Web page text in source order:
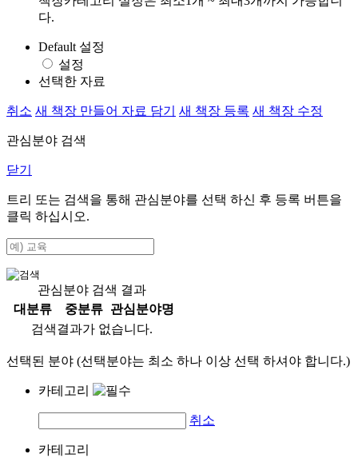
다.
Default 설정
설정
선택한 자료
취소 새 책장 만들어 자료 담기 새 책장 등록 새 책장 수정
관심분야 검색
닫기
트리 또는 검색을 통해 관심분야를 선택 하신 후 등록 버튼을
클릭 하십시오.
관심분야 검색 결과
대분류
중분류
관심분야명
검색결과가 없습니다.
선택된 분야 (선택분야는 최소 하나 이상 선택 하셔야 합니다.)
카테고리
취소
카테고리